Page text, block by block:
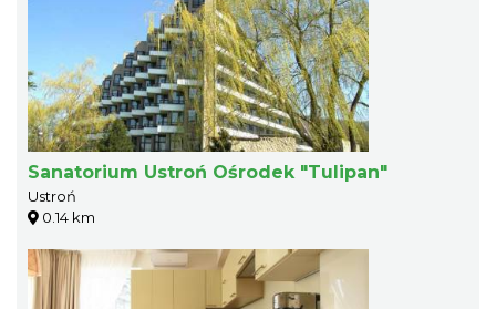
Sanatorium Ustroń Ośrodek "Tulipan"
Ustroń
0.14 km